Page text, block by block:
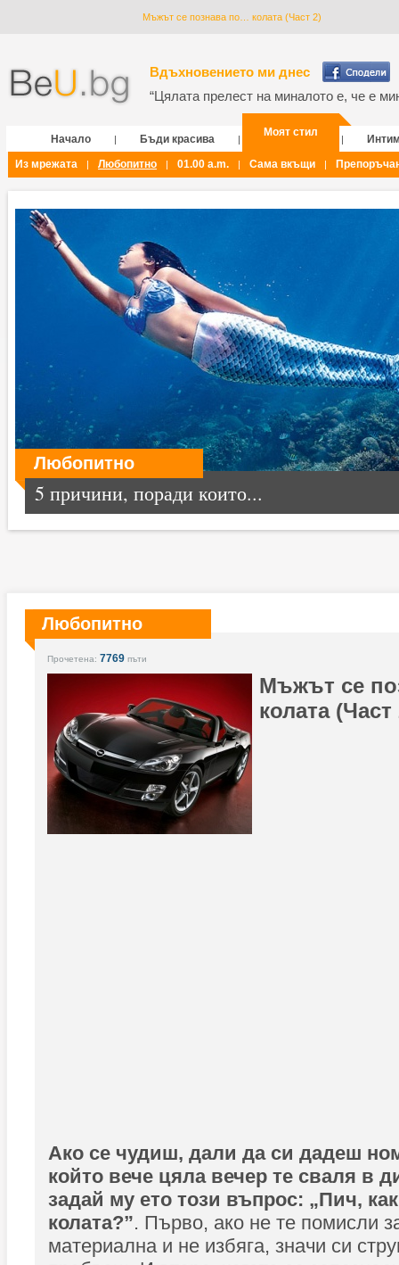
Мъжът се познава по… колата (Част 2)
Вдъхновението ми днес
“Цялата прелест на миналото е, че е
Начало | Бъди красива |
Моят стил
|
Из мрежата
| Любопитно | 01.00 a.m. | Сама вкъщи |
Любопитно
5 причини, поради които...
Любопитно
Прочетена: 7769 пъти
Мъжът се
колата (Част
Ако се чудиш, дали да си дадеш
който вече цяла вечер те сваля в
задай му ето този въпрос: „Пич,
колата?”. Първо, ако не те помисли
материална и не избяга, значи си